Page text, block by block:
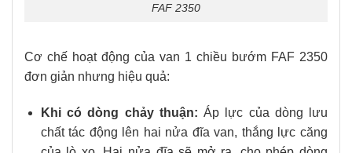
FAF 2350
Cơ chế hoạt động của van 1 chiều bướm FAF 2350
đơn giản nhưng hiệu quả:
Khi có dòng chảy thuận:Áp lực của dòng lưu
chất tác động lên hai nửa đĩa van, thắng lực căng